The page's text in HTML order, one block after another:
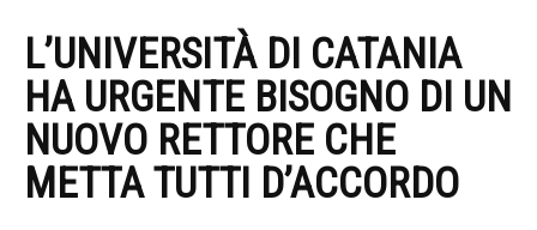
L’UNIVERSITÀ DI CATANIA
HA URGENTE BISOGNO DI UN
NUOVO RETTORE CHE
METTA TUTTI D’ACCORDO